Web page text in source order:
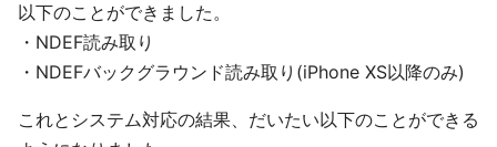
以下のことができました。
・NDEF読み取り
・NDEFバックグラウンド読み取り(iPhone XS以降のみ)
これとシステム対応の結果、だいたい以下のことができる